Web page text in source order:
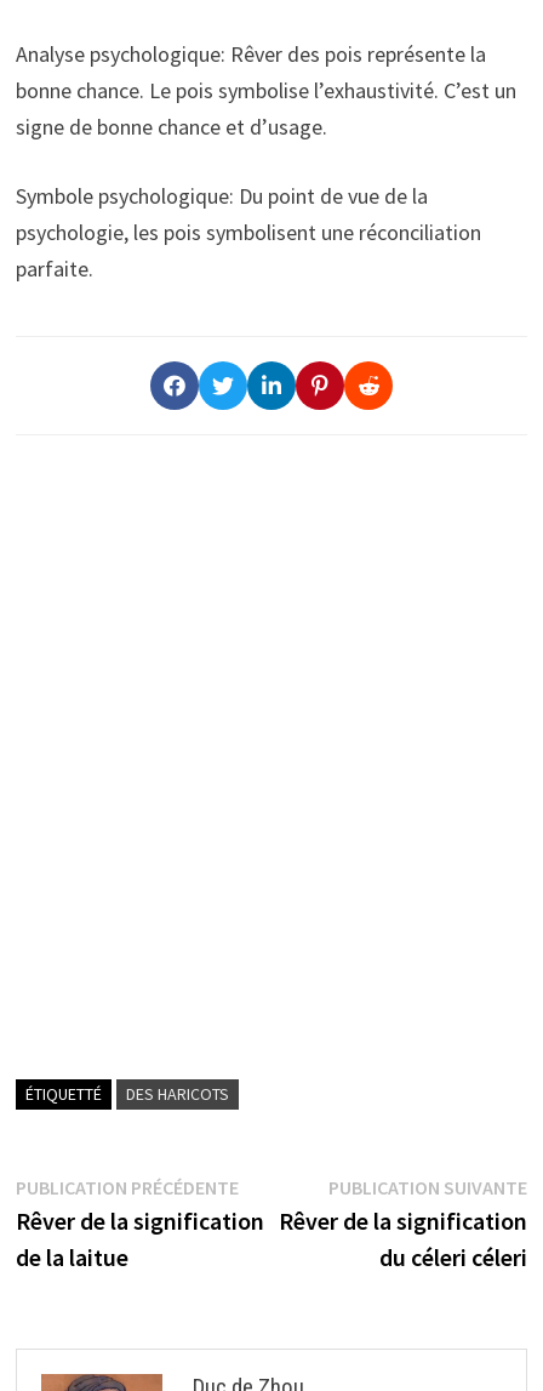
Analyse psychologique: Rêver des pois représente la
bonne chance. Le pois symbolise l’exhaustivité. C’est un
signe de bonne chance et d’usage.
Symbole psychologique: Du point de vue de la
psychologie, les pois symbolisent une réconciliation
parfaite.
ÉTIQUETTÉ DES HARICOTS
Navigation
de
PUBLICATION PRÉCÉDENTEPublication
précédente :
Rêver de la signification
de la laitue
PUBLICATION SUIVANTE
Rêver de la signification
du céleri céleri